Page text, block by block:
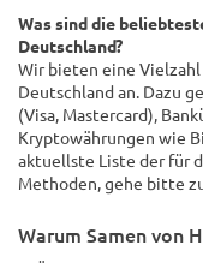
Was sind die
Deutschland?
Wir bieten eine
Deutschland an. Dazu
(Visa, Mastercard),
Kryptowährungen wie
aktuellste Liste der für
Methoden, gehe bitte
Warum Samen von